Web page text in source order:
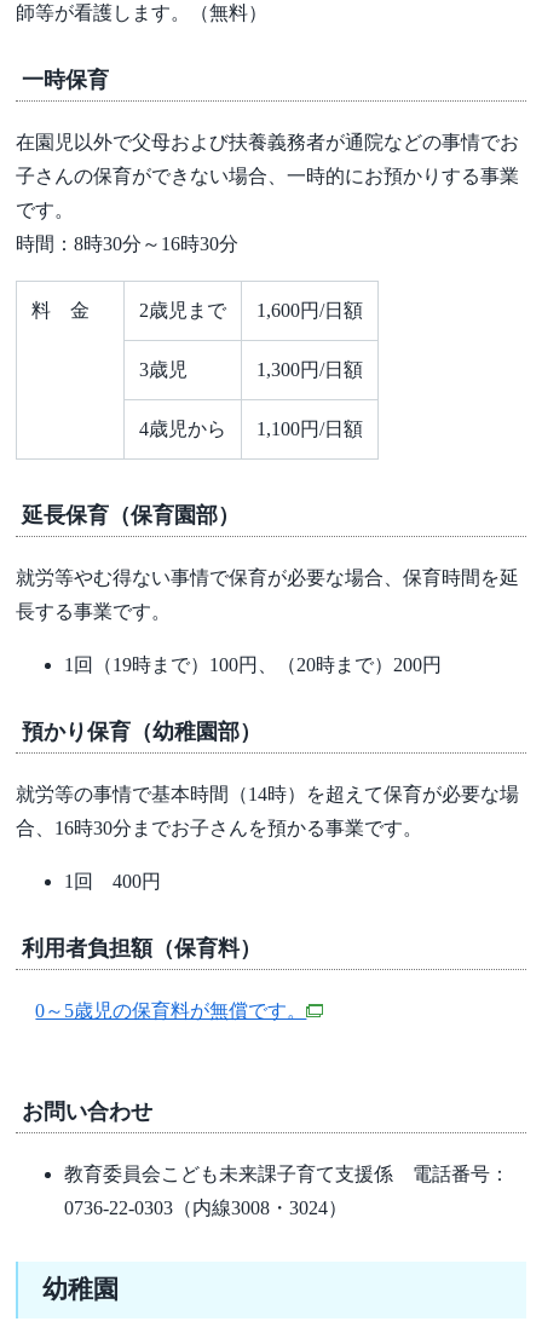
師等が看護します。（無料）
一時保育
在園児以外で父母および扶養義務者が通院などの事情でお
子さんの保育ができない場合、一時的にお預かりする事業
です。
時間：8時30分～16時30分
料 金 2歳児まで 1,600円/日額
3歳児 1,300円/日額
4歳児から 1,100円/日額
延長保育（保育園部）
就労等やむ得ない事情で保育が必要な場合、保育時間を延
長する事業です。
1回（19時まで）100円、（20時まで）200円
預かり保育（幼稚園部）
就労等の事情で基本時間（14時）を超えて保育が必要な場
合、16時30分までお子さんを預かる事業です。
1回 400円
利用者負担額（保育料）
0～5歳児の保育料が無償です。
お問い合わせ
教育委員会こども未来課子育て支援係 電話番号：
0736-22-0303（内線3008・3024）
幼稚園